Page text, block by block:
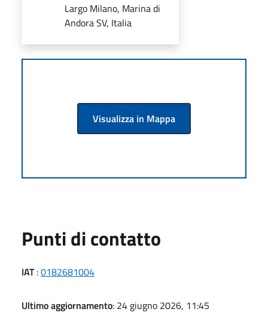
Largo Milano, Marina di
Andora SV, Italia
Visualizza in Mappa
Punti di contatto
IAT:0182681004
Ultimo aggiornamento: 24 giugno 2026, 11:45